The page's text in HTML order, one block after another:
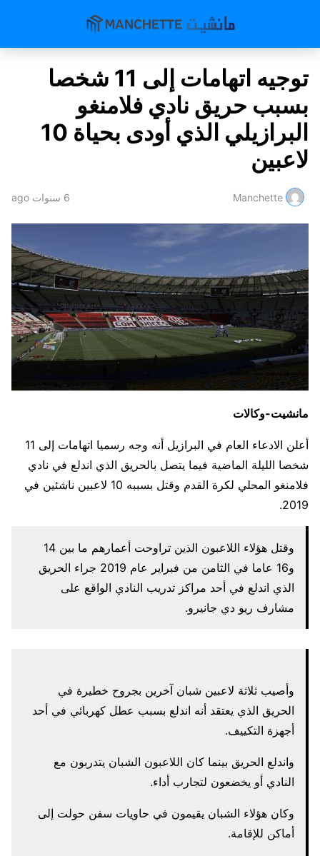
توجيه اتهامات إلى 11 شخصا
بسبب حريق نادي فلامنغو
البرازيلي الذي أودى بحياة 10
لاعبين
Manchette 6 سنوات ago
مانشيت-وكالات
أعلن الادعاء العام في البرازيل أنه وجه رسميا اتهامات إلى 11
شخصا الليلة الماضية فيما يتصل بالحريق الذي اندلع في نادي
فلامنغو المحلي لكرة القدم وقتل بسببه 10 لاعبين ناشئين في
2019.
وقتل هؤلاء اللاعبون الذين تراوحت أعمارهم ما بين 14
و16 عاما في الثامن من فبراير عام 2019 جراء الحريق
الذي اندلع في أحد مراكز تدريب النادي الواقع على
مشارف ريو دي جانيرو.
وأصيب ثلاثة لاعبين شبان آخرين بجروح خطيرة في
الحريق الذي يعتقد أنه اندلع بسبب عطل كهربائي في أحد
أجهزة التكييف.
واندلع الحريق بينما كان اللاعبون الشبان يتدربون مع
النادي أو يخضعون لتجارب أداء.
وكان هؤلاء الشبان يقيمون في حاويات سفن حولت إلى
أماكن للإقامة.